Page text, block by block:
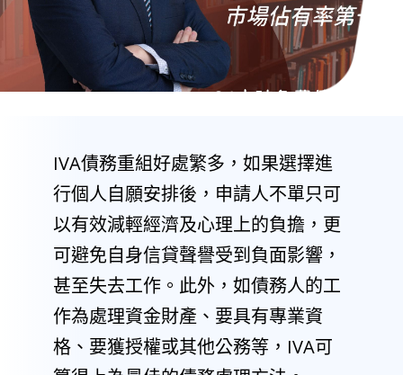
IVA債務重組好處繁多，如果選擇進
行個人自願安排後，申請人不單只可
以有效減輕經濟及心理上的負擔，更
可避免自身信貸聲譽受到負面影響，
甚至失去工作。此外，如債務人的工
作為處理資金財產、要具有專業資
格、要獲授權或其他公務等，IVA可